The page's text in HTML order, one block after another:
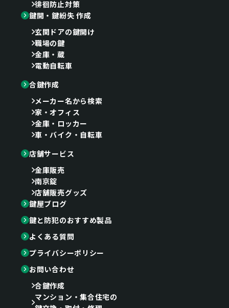
徘徊防止対策
鍵開・鍵紛失 作成
玄関ドアの鍵開け
職場の鍵
金庫・蔵
電動自転車
合鍵作成
メーカー名から検索
家・オフィス
金庫・ロッカー
車・バイク・自転車
店舗サービス
金庫販売
南京錠
店舗販売グッズ
鍵屋ブログ
鍵と防犯のおすすめ製品
よくある質問
プライバシーポリシー
お問い合わせ
合鍵作成
マンション・集合住宅の